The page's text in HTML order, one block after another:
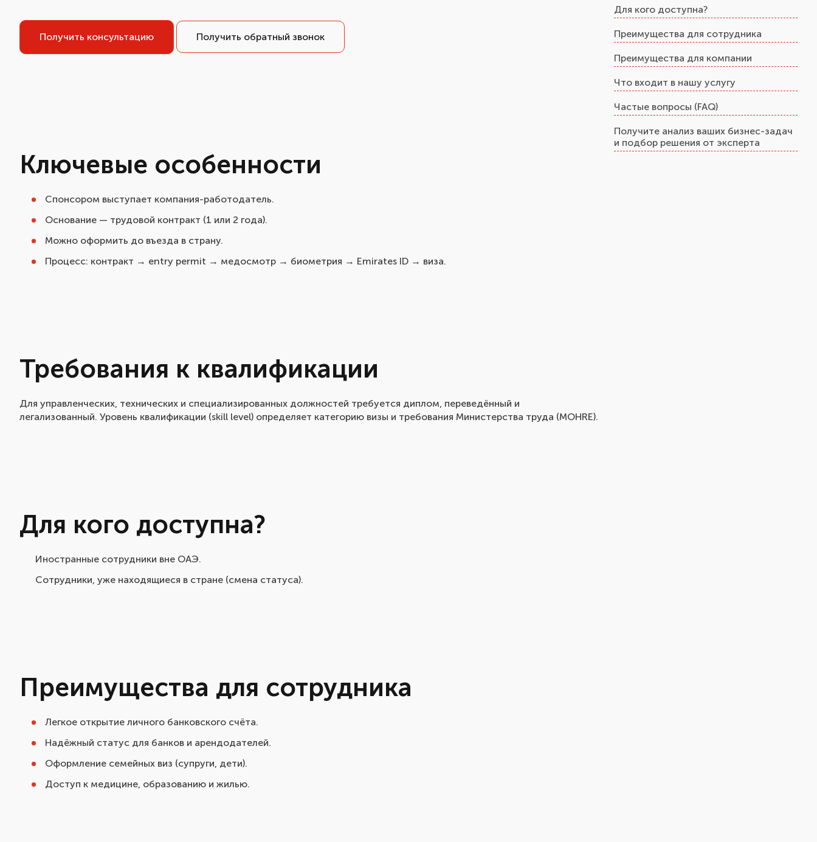
Получить консультацию Получить обратный звонок
Ключевые особенности
Спонсором выступает компания-работодатель.
Основание — трудовой контракт (1 или 2 года).
Можно оформить до въезда в страну.
Процесс: контракт → entry permit → медосмотр → биометрия → Emirates ID → виза.
Требования к квалификации
Для управленческих, технических и специализированных должностей требуется диплом, переведённый и
легализованный. Уровень квалификации (skill level) определяет категорию визы и требования Министерства труда (MOHRE).
Для кого доступна?
Иностранные сотрудники вне ОАЭ.
Сотрудники, уже находящиеся в стране (смена статуса).
Преимущества для сотрудника
Легкое открытие личного банковского счёта.
Надёжный статус для банков и арендодателей.
Оформление семейных виз (супруги, дети).
Доступ к медицине, образованию и жилью.
Для кого доступна?
Преимущества для сотрудника
Преимущества для компании
Что входит в нашу услугу
Частые вопросы (FAQ)
Получите анализ ваших бизнес-задач
и подбор решения от эксперта